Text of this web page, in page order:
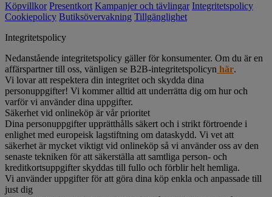
Köpvillkor Presentkort Kampanjer och tävlingar Integritetspolicy
Cookiepolicy Butiksövervakning Tillgänglighet
Integritetspolicy
Nedanstående integritetspolicy gäller för konsumenter. Om du är en
affärspartner till oss, vänligen se B2B-integritetspolicyn här.
Vi lovar att respektera din integritet och skydda dina
personuppgifter! Vi kommer alltid att underrätta dig om hur och
varför vi använder dina uppgifter.
Säkerhet vid onlineköp är vår prioritet
Dina personuppgifter upprätthålls säkert och i strikt förtroende i
enlighet med europeisk lagstiftning om dataskydd. Vi vet att
säkerhet är mycket viktigt vid onlineköp så vi använder oss av den
senaste tekniken för att säkerställa att samtliga person- och
kreditkortsuppgifter skyddas till fullo och förblir helt hemliga.
Vi använder uppgifter för att göra dina köp enkla och anpassade till
just dig